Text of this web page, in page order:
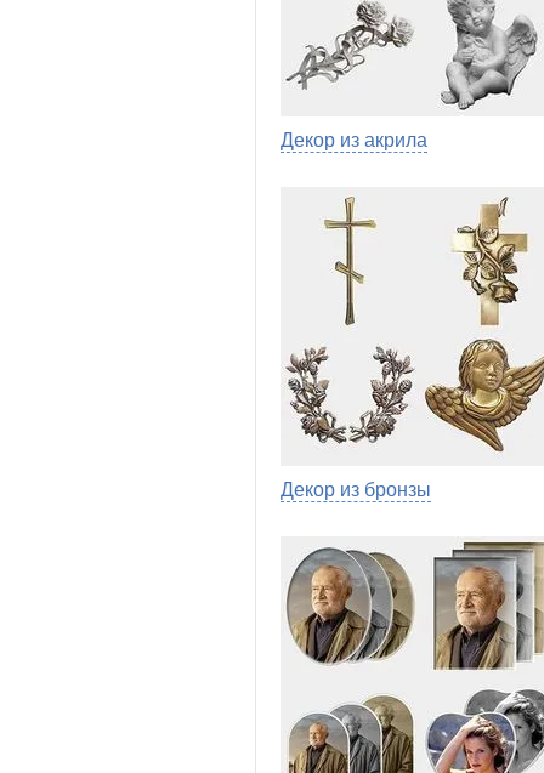
Декор из акрила
Декор из бронзы